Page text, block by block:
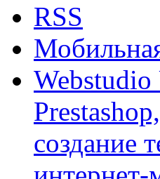
RSS
Webstudio
создание